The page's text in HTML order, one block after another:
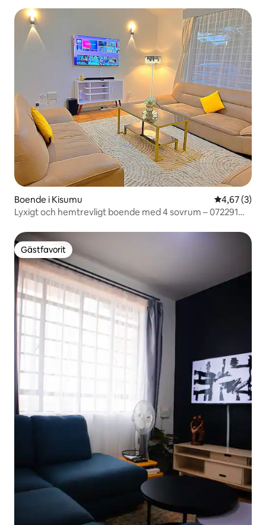
Boende i Kisumu 4,67 av 5 i
4,67 (3)
Lyxigt och hemtrevligt boende med 4 sovrum – 072291
Gästfavorit
Gästfavorit